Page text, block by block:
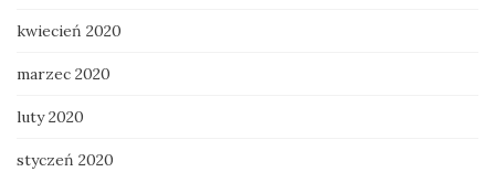
kwiecień 2020
marzec 2020
luty 2020
styczeń 2020